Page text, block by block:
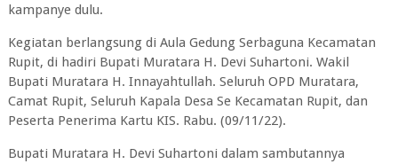
kampanye dulu.
Kegiatan berlangsung di Aula Gedung Serbaguna Kecamatan
Rupit, di hadiri Bupati Muratara H. Devi Suhartoni. Wakil
Bupati Muratara H. Innayahtullah. Seluruh OPD Muratara,
Camat Rupit, Seluruh Kapala Desa Se Kecamatan Rupit, dan
Peserta Penerima Kartu KIS. Rabu. (09/11/22).
Bupati Muratara H. Devi Suhartoni dalam sambutannya